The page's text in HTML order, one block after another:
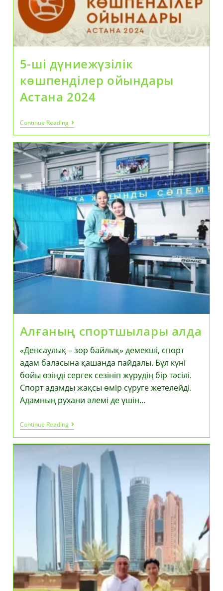
5-ші дүниежүзілік
көшпенділер ойындары
Астана 2024
Continue Reading5-
Ші
Дүниежүзілік
Көшпенділер
Ойындары
Астана
2024
Алғаның спортшылары алда
«Денсаулық – зор байлық» демекші, спорт
адам баласына қашанда пайдалы. Бұл күні
бойы өзіңді сергек сезініп жүрудің бір тәсілі.
Спорт адамды жақсы өмір сүруге жетелейді.
Адамның рухани әлемі де үшін…
Continue ReadingАлғаның
Спортшылары
Алда